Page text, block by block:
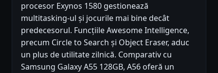
procesor Exynos 1580 gestionează
multitasking-ul și jocurile mai bine decât
predecesorul. Funcțiile Awesome Intelligence,
precum Circle to Search și Object Eraser, aduc
un plus de utilitate zilnică. Comparativ cu
Samsung Galaxy A55 128GB, A56 oferă un